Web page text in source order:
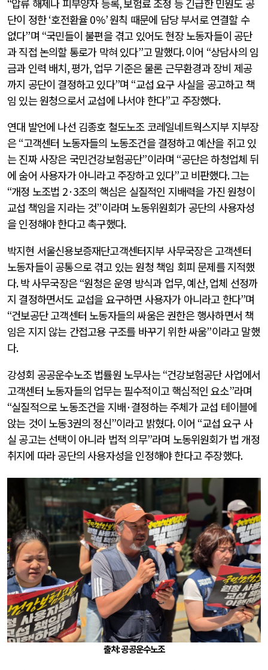
“압류 해제나 피부양자 등록,보험료 조정 등 긴급한 민원도 공
단이 정한‘호전환율0%’원칙 때문에 담당 부서로 연결할 수
없다”며 “국민들이 불편을 겪고 있어도 현장 노동자들이 공단
과 직접 논의할 통로가 막혀 있다”고 말했다.이어 “상담사의 임
금과 인력 배치,평가, 업무 기준은 물론 근무환경과 장비 제공
까지 공단이 결정하고 있다”며 “교섭 요구 사실을 공고하고 책
임 있는 원청으로서 교섭에 나서야 한다”고 주장했다.
연대 발언에 나선 김종호 철도노조 코레일네트웍스지부 지부장
은“고객센터 노동자들의 노동조건을 결정하고 예산을 쥐고 있
는 진짜 사장은 국민건강보험공단”이라며 “공단은 하청업체 뒤
에 숨어 사용자가 아니라고 주장하고 있다”고 비판했다.그는
“개정 노조법 2·3조의 핵심은 실질적인 지배력을 가진 원청이
교섭 책임을 지라는 것”이라며 노동위원회가 공단의 사용자성
을 인정해야 한다고 촉구했다.
박지현 서울신용보증재단고객센터지부 사무국장은 고객센터
노동자들이 공통으로 겪고 있는 원청 책임 회피 문제를 지적했
다.박 사무국장은“원청은 운영 방식과 업무,예산,업체 선정까
지 결정하면서도 교섭을 요구하면 사용자가 아니라고 한다”며
“건보공단 고객센터 노동자들의 싸움은 권한은 행사하면서 책
임은 지지 않는 간접고용 구조를 바꾸기 위한 싸움”이라고 말했
다.
강성회 공공운수노조 법률원 노무사는“건강보험공단 사업에서
고객센터 노동자들의 업무는 필수적이고 핵심적인 요소”라며
“실질적으로 노동조건을 지배·결정하는 주체가 교섭 테이블에
앉는 것이 노동3권의 정신”이라고 밝혔다.이어 “교섭 요구 사
실 공고는 선택이 아니라 법적 의무”라며 노동위원회가 법 개정
취지에 따라 공단의 사용자성을 인정해야 한다고 주장했다.
출처: 공공운수노조